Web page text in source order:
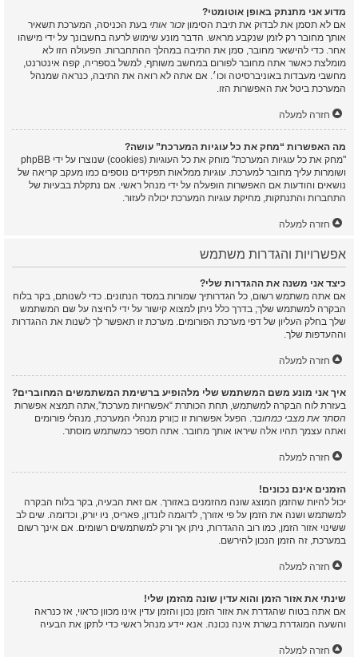
מדוע אני מתנתק באופן אוטומטי?
אם לא תסמן את לבדוק את תיבת הסימוןזכור אותי בעת הכניסה, המערכת תשאיר
אותך מחובר רק לזמן שנקבע מראש. הדבר מונע שימוש לרעה בחשבונך על ידי מישהו
אחר. כדי להישאר מחובר, סמן את התיבה במהלך ההתחברות. הפעולה הזו לא
מומלצת כאשר אתה מחובר לפורום במחשב משותף, למשל בספריה, קפה אינטרנט,
מחשבי מעבדות באוניברסיטה וכו׳. אם אתה לא רואה את התיבה, כנראה שמנהל
המערכת ביטל את האפשרות הזו.
חזרה למעלה
מה האפשרות “מחק את כל עוגיות המערכת” עושה?
"מחק את כל עוגיות המערכת" מוחק את כל העוגיות (cookies) שנוצרו על ידי phpBB
ושומרות עליך מחובר למערכת. עוגיות ממלאות תפקידים נוספים כמו מעקב קריאה של
נושאים והודעות אם האפשרות הופעלה על ידי מנהל ראשי. אם נתקלת בבעיות של
התחברות והתנתקות, מחיקת עוגיות המערכת יכולה לעזור.
חזרה למעלה
אפשרויות והגדרות משתמש
כיצד אני משנה את ההגדרות שלי?
אם אתה משתמש רשום, כל הגדרותיך שמורות במסד הנתונים. כדי לשנותם, בקר בלוח
הבקרה למשתמש שלך; בדרך כלל ניתן למצוא קישור על ידי לחיצה על שם המשתמש
שלך בחלק העליון של דפי מערכת הפורומים. מערכת זו תאפשר לך לשנות את ההגדרות
וההעדפות שלך.
חזרה למעלה
איך אני מונע משם המשתמש שלי מלהופיע ברשימת המשתמשים המחוברים?
בעזרת לוח הבקרה למשתמש, תחת הכותרת “אפשרויות מערכת”,אתה תמצא אפשרות
הסתר את מצבי כמחובר. הפעל אפשרות זו כןורק מנהלי המערכת, מנהלי פורומים
ואתה עצמך תהיו אלה שיראו אותך מחובר. אתה תספר כמשתמש מוסתר.
חזרה למעלה
הזמנים אינם נכונים!
יכול להיות שהזמן המוצג שונה מהזמנים באזורך. אם זאת הבעיה, בקר בלוח הבקרה
למשתמש ושנה את הזמן על פי אזורך, לדוגמה לונדון, פאריס, ניו יורק, וכדומה. שים לב
ששינוי אזור הזמן, כמו רוב ההגדרות, ניתן אך ורק למשתמשים רשומים. אם אינך רשום
במערכת, זה הזמן הנכון להירשם.
חזרה למעלה
שינתי את אזור הזמן והוא עדין שונה מהזמן שלי!
אם אתה בטוח שהגדרת את אזור הזמן נכון והזמן עדין אינו מכוון כראוי, אז כנראה
והשעה המוגדרת בשרת אינה נכונה. אנא יידע מנהל ראשי כדי לתקן את הבעיה
חזרה למעלה